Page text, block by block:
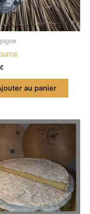
€
au panier